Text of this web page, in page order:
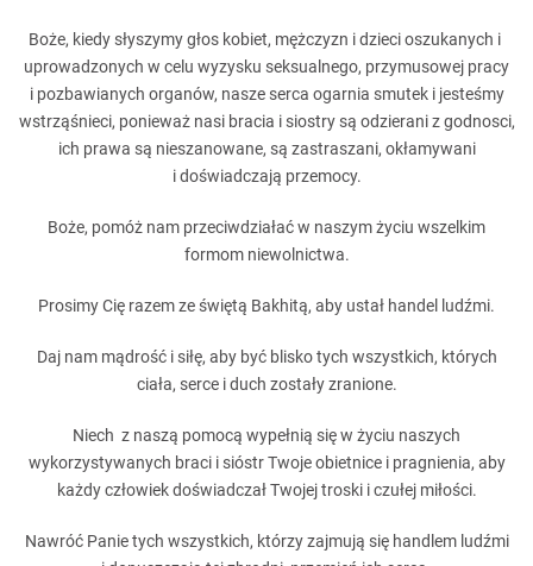
Boże, kiedy słyszymy głos kobiet, mężczyzn i dzieci oszukanych i
uprowadzonych w celu wyzysku seksualnego, przymusowej pracy
i pozbawianych organów, nasze serca ogarnia smutek i jesteśmy
wstrząśnieci, ponieważ nasi bracia i siostry są odzierani z godnosci,
ich prawa są nieszanowane, są zastraszani, okłamywani
i doświadczają przemocy.
Boże, pomóż nam przeciwdziałać w naszym życiu wszelkim
formom niewolnictwa.
Prosimy Cię razem ze świętą Bakhitą, aby ustał handel ludźmi.
Daj nam mądrość i siłę, aby być blisko tych wszystkich, których
ciała, serce i duch zostały zranione.
Niech z naszą pomocą wypełnią się w życiu naszych
wykorzystywanych braci i sióstr Twoje obietnice i pragnienia, aby
każdy człowiek doświadczał Twojej troski i czułej miłości.
Nawróć Panie tych wszystkich, którzy zajmują się handlem ludźmi